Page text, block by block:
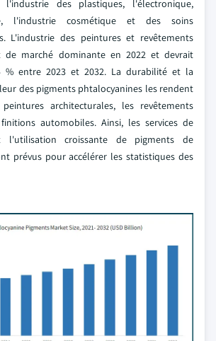
l'industrie des plastiques, l'électronique,
l'industrie cosmétique et des soins
L'industrie des peintures et revêtements
marché dominante en 2022 et devrait
% entre 2023 et 2032. La durabilité et la
des pigments phtalocyanines les rendent
architecturales, les revêtements
automobiles. Ainsi, les services de
croissante de pigments de
prévus pour accélérer les statistiques des